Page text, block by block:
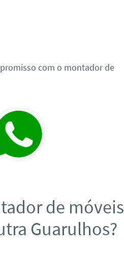
com o montador de
de móveis
Guarulhos?